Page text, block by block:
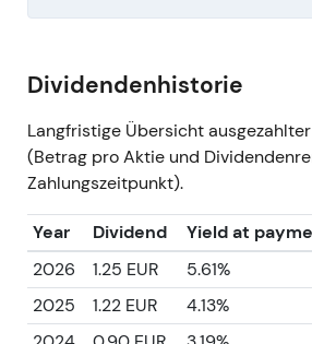
Dividendenhistorie
Langfristige Übersicht
(Betrag pro Aktie und
Zahlungszeitpunkt).
Year Dividend Yield at
2026
1.25 EUR 5.61%
2025
1.22 EUR
4.13%